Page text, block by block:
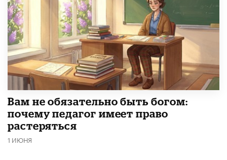
​Вам не обязательно быть богом:
почему педагог имеет право
растеряться
1 ИЮНЯ